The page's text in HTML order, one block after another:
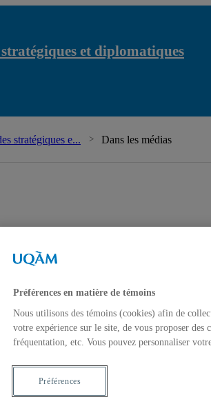
et diplomatiques
stratégiques e... Dans les médias
Préférences en matière de témoins
Nous utilisons des témoins (cookies) afin de
votre expérience sur le site, de vous proposer des
fréquentation, etc. Vous pouvez personnaliser
Préférences